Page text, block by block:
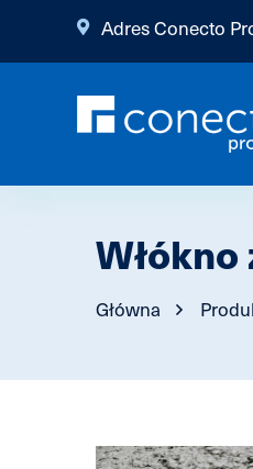
Adres Conecto
Główna